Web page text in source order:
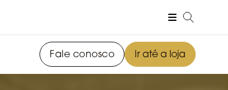
Fale conosco Ir até a loja